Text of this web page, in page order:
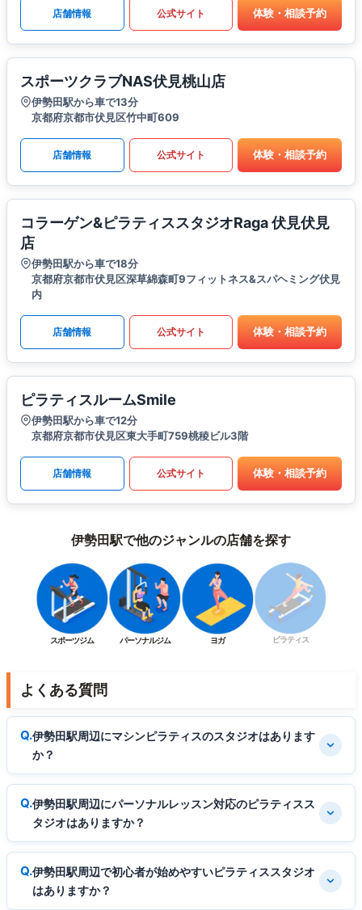
店舗情報 公式サイト 体験・相談予約
スポーツクラブNAS伏見桃山店
伊勢田駅から車で13分
京都府京都市伏見区竹中町609
店舗情報 公式サイト 体験・相談予約
コラーゲン&ピラティススタジオRaga 伏見伏見
店
伊勢田駅から車で18分
京都府京都市伏見区深草綿森町9フィットネス&スパヘミング伏見
内
店舗情報 公式サイト 体験・相談予約
ピラティスルームSmile
伊勢田駅から車で12分
京都府京都市伏見区東大手町759桃稜ビル3階
店舗情報 公式サイト 体験・相談予約
伊勢田駅で他のジャンルの店舗を探す
スポーツジム パーソナルジム ヨガ ピラティス
よくある質問
伊勢田駅周辺にマシンピラティスのスタジオはあります
か？
伊勢田駅周辺にパーソナルレッスン対応のピラティスス
タジオはありますか？
伊勢田駅周辺で初心者が始めやすいピラティススタジオ
はありますか？